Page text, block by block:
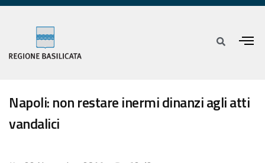
Napoli: non restare inermi dinanzi agli atti
vandalici